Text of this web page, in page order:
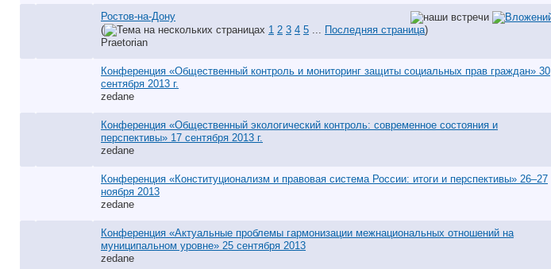
Ростов-на-Дону
(
1 2 3 4 5 Последняя страница)
Praetorian
Конференция «Общественный контроль и мониторинг защиты социальных прав граждан» 30
сентября 2013 г.
zedane
Конференция «Общественный экологический контроль: современное состояния и
перспективы» 17 сентября 2013 г.
zedane
Конференция «Конституционализм и правовая система России: итоги и перспективы» 26–27
ноября 2013
zedane
Конференция «Актуальные проблемы гармонизации межнациональных отношений на
муниципальном уровне» 25 сентября 2013
zedane